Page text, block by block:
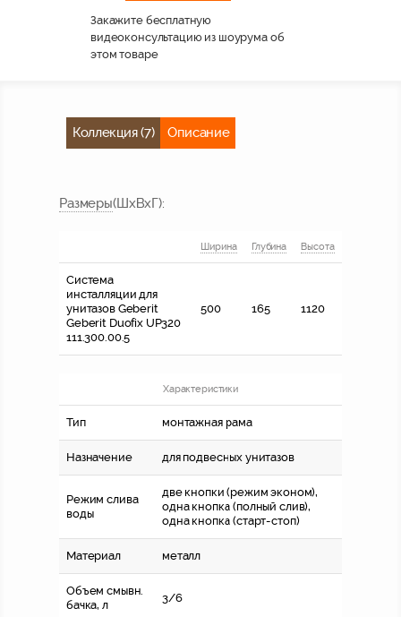
Закажите бесплатную
видеоконсультацию из шоурума об
этом товаре
Коллекция (7) Описание
Размеры(ШхВхГ):
Ширина Глубина Высота
Система
инсталляции для
унитазов Geberit
Geberit Duofix UP320
111.300.00.5
500 165 1120
Характеристики
Тип монтажная рама
Назначение для подвесных унитазов
Режим слива
воды
две кнопки (режим эконом),
одна кнопка (полный слив),
одна кнопка (старт-стоп)
Материал металл
Объем смывн.
бачка, л
3/6